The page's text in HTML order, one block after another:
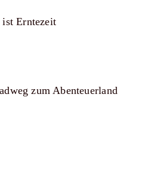
ist Erntezeit
zum Abenteuerland